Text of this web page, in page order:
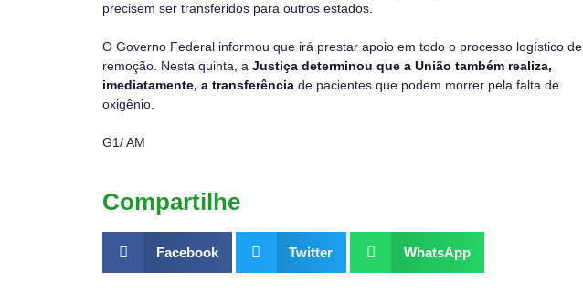
precisem ser transferidos para outros estados.
O Governo Federal informou que irá prestar apoio em todo o processo logístico de
remoção. Nesta quinta, a Justiça determinou que a União também realiza,
imediatamente, a transferência de pacientes que podem morrer pela falta de
oxigênio.
G1/ AM
Compartilhe
Facebook Twitter WhatsApp